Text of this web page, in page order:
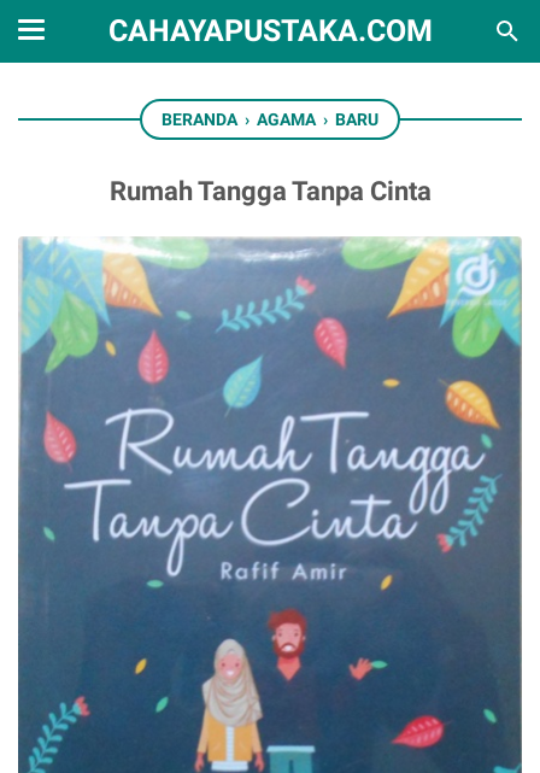
CAHAYAPUSTAKA.COM
BERANDA › AGAMA › BARU
Rumah Tangga Tanpa Cinta